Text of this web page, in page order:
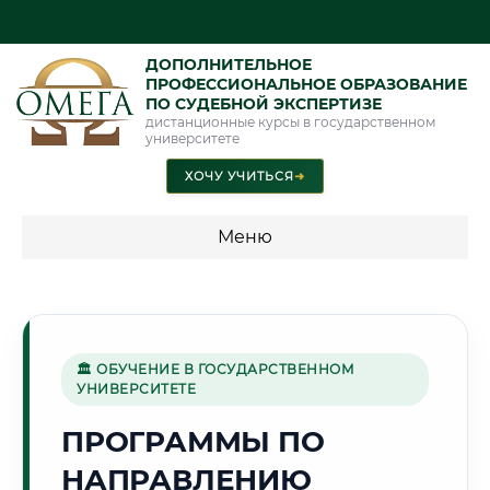
ДОПОЛНИТЕЛЬНОЕ
ПРОФЕССИОНАЛЬНОЕ ОБРАЗОВАНИЕ
ПО СУДЕБНОЙ ЭКСПЕРТИЗЕ
дистанционные курсы в государственном
университете
ХОЧУ УЧИТЬСЯ➜
Меню
специальности"
Стоимость по программам обучения "Судебная экспертиза"
Стоимость по программам обучения "Экспертиза"
🏛 ОБУЧЕНИЕ В ГОСУДАРСТВЕННОМ
УНИВЕРСИТЕТЕ
ПРОГРАММЫ ПО
НАПРАВЛЕНИЮ